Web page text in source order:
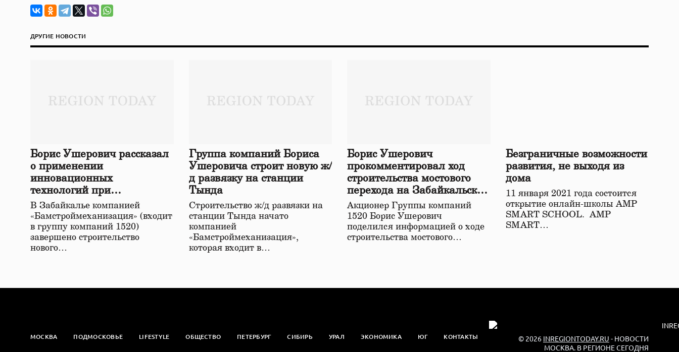
ДРУГИЕ НОВОСТИ
Борис Ушерович рассказал
о применении
инновационных
технологий при
строительстве нового моста
в Забайкалье
В Забайкалье компанией
«Бамстроймеханизация» (входит
в группу компаний 1520)
завершено строительство
нового…
Группа компаний Бориса
Ушеровича строит новую ж/
д развязку на станции
Тында
Строительство ж/д развязки на
станции Тында начато
компанией
«Бамстроймеханизация»,
которая входит в…
Борис Ушерович
прокомментировал ход
строительства мостового
перехода на Забайкальской
железной дороге
Акционер Группы компаний
1520 Борис Ушерович
поделился информацией о ходе
строительства мостового…
Безграничные возможности
развития, не выходя из
дома
11 января 2021 года состоится
открытие онлайн-школы АМР
SMART SCHOOL. АМР
SMART…
МОСКВА ПОДМОСКОВЬЕ LIFESTYLE ОБЩЕСТВО ПЕТЕРБУРГ СИБИРЬ УРАЛ ЭКОНОМИКА ЮГ КОНТАКТЫ © 2026 INREGIONTODAY.RU - НОВОСТИ
МОСКВА. В РЕГИОНЕ СЕГОДНЯ